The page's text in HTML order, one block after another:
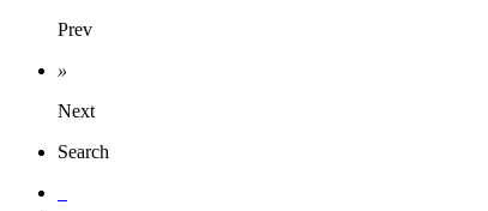
Prev
»
Next
Search